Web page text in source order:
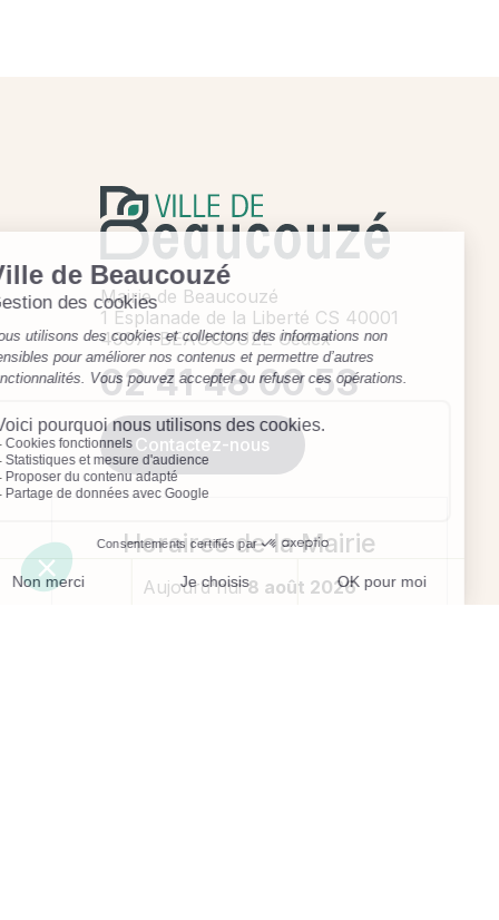
Mairie de Beaucouzé
1 Esplanade de la Liberté CS 40001
49071 BEAUCOUZE Cedex
02 41 48 00 53
Contactez-nous
Horaires de la Mairie
Aujourd'hui8 août 2026